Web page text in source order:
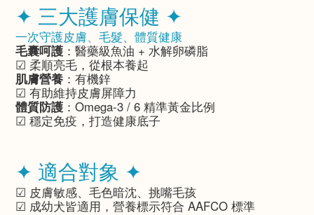
✦ 三大護膚保健 ✦
一次守護皮膚、毛髮、體質健康
毛囊呵護 ：醫藥級魚油 + 水解卵磷脂
☑ 柔順亮毛，從根本養起
肌膚營養 ：有機鋅
☑ 有助維持皮膚屏障力
體質防護 ：Omega-3 / 6 精準黃金比例
☑ 穩定免疫，打造健康底子
✦ 適合對象 ✦
☑ 皮膚敏感、毛色暗沈、挑嘴毛孩
☑ 成幼犬皆適用，營養標示符合 AAFCO 標準